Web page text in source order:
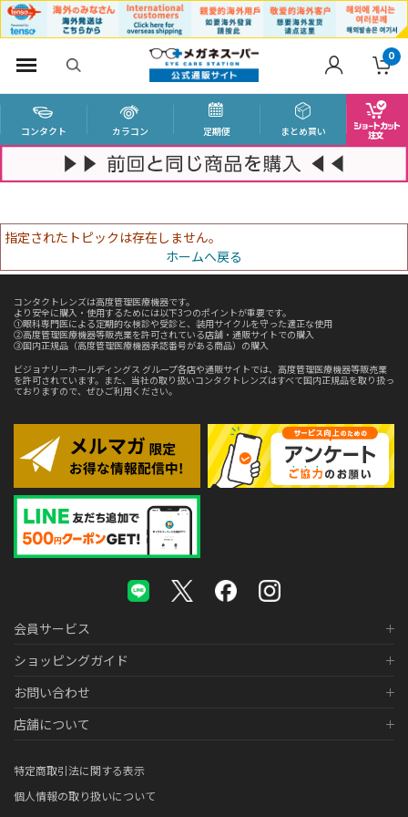
0
コンタクト カラコン 定期便 まとめ買い
指定されたトピックは存在しません。
ホームへ戻る
コンタクトレンズは高度管理医療機器です。
より安全に購入・使用するためには以下3つのポイントが重要です。
①眼科専門医による定期的な検診や受診と、装用サイクルを守った適正な使用
②高度管理医療機器等販売業を許可されている店舗・通販サイトでの購入
③国内正規品（高度管理医療機器承認番号がある商品）の購入
ビジョナリーホールディングス グループ各店や通販サイトでは、高度管理医療機器等販売業
を許可されています。また、当社の取り扱いコンタクトレンズはすべて国内正規品を取り扱っ
ておりますので、ぜひご利用ください。
会員サービス
ショッピングガイド
お問い合わせ
店舗について
特定商取引法に関する表示
個人情報の取り扱いについて